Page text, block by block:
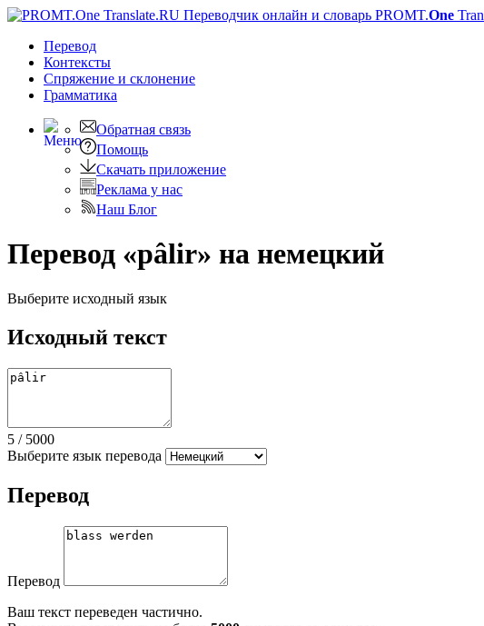
PROMT.One
Перевод
Контексты
Спряжение и склонение
Грамматика
Обратная связь
Помощь
Скачать приложение
Реклама у нас
Наш Блог
Перевод «pâlir» на немецкий
Выберите исходный язык
Исходный текст
5 / 5000
Выберите язык перевода
Перевод
Перевод
Ваш текст переведен частично.